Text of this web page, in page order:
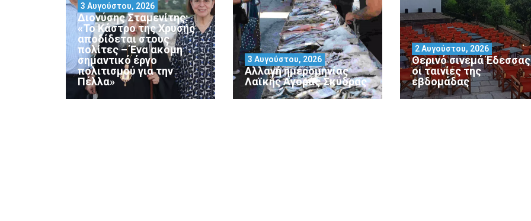
Διονύσης Σταμενίτης:
«Το Κάστρο της Χρυσής
αποδίδεται στους
πολίτες – Ένα ακόμη
σημαντικό έργο
πολιτισμού για την
Πέλλα»
3 Αυγούστου, 2026
Αλλαγή ημερομηνίας
Λαϊκής Αγοράς Σκύδρας
3 Αυγούστου, 2026
Θερινό σινεμά
οι ταινίες της
εβδομάδας
2 Αυγούστου, 2026